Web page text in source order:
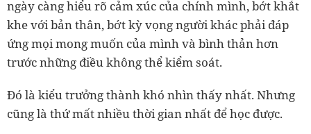
ngày càng hiểu rõ cảm xúc của chính mình, bớt khắt
khe với bản thân, bớt kỳ vọng người khác phải đáp
ứng mọi mong muốn của mình và bình thản hơn
trước những điều không thể kiểm soát.
Đó là kiểu trưởng thành khó nhìn thấy nhất. Nhưng
cũng là thứ mất nhiều thời gian nhất để học được.